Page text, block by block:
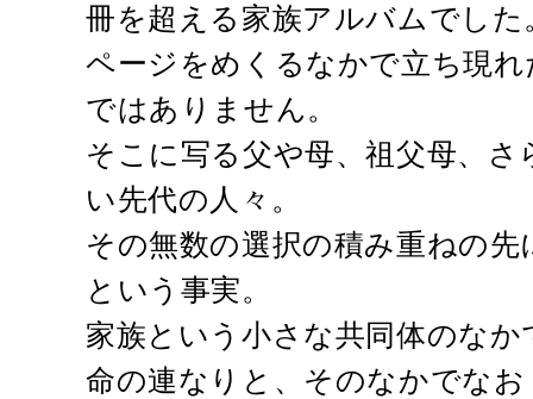
冊を超える家族アルバムでした
ページをめくるなかで立ち現
ではありません。
そこに写る父や母、祖父母、
い先代の人々。
その無数の選択の積み重ねの
という事実。
家族という小さな共同体のな
命の連なりと、そのなかでな